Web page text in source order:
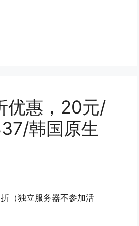
优惠，20元/
韩国原生
（独立服务器不参加活